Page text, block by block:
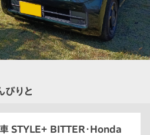
びりと
STYLE＋ BITTER・Honda